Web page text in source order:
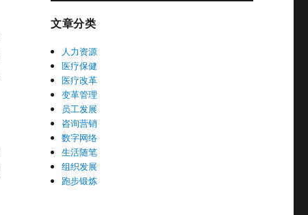
文章分类
人力资源
医疗保健
医疗改革
变革管理
员工发展
咨询营销
数字网络
生活随笔
组织发展
跑步锻炼